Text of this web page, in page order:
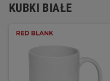
KUBKI BIAŁE